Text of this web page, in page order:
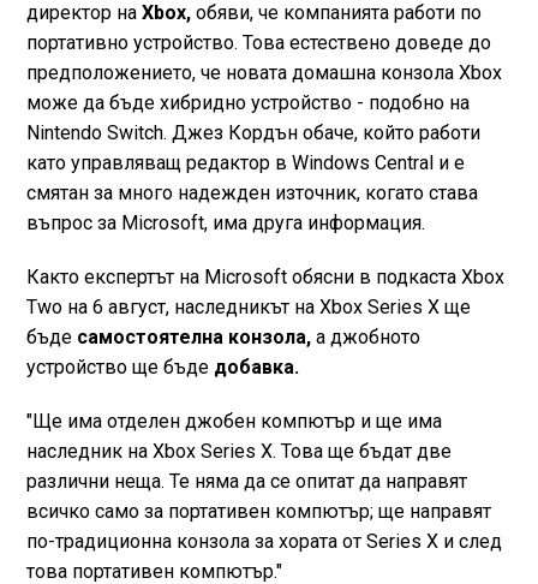
директор на Xbox,обяви, че компанията работи по
портативно устройство. Това естествено доведе до
предположението, че новата домашна конзола Xbox
може да бъде хибридно устройство - подобно на
Nintendo Switch. Джез Кордън обаче, който работи
като управляващ редактор в Windows Central и е
смятан за много надежден източник, когато става
въпрос за Microsoft, има друга информация.
Както експертът на Microsoft обясни в подкаста Xbox
Two на 6 август, наследникът на Xbox Series X ще
бъде самостоятелна конзола,а джобното
устройство ще бъде добавка.
"Ще има отделен джобен компютър и ще има
наследник на Xbox Series X. Това ще бъдат две
различни неща. Те няма да се опитат да направят
всичко само за портативен компютър; ще направят
по-традиционна конзола за хората от Series X и след
това портативен компютър."